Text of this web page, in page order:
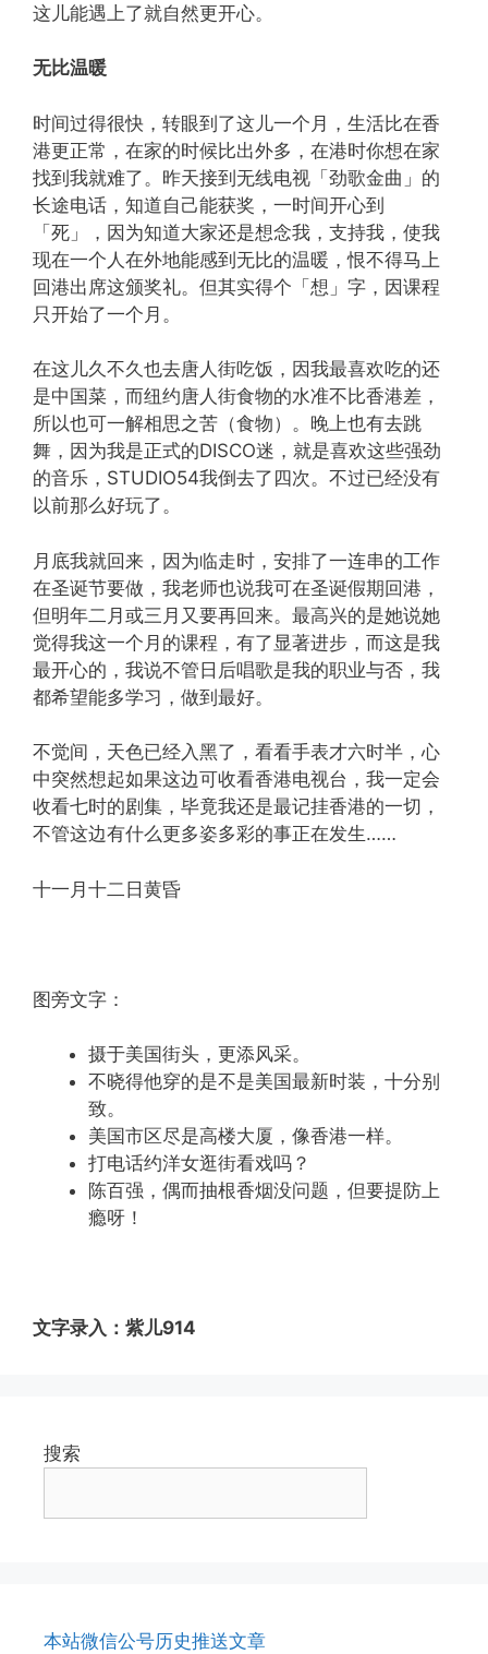
这儿能遇上了就自然更开心。
无比温暖
时间过得很快，转眼到了这儿一个月，生活比在香
港更正常，在家的时候比出外多，在港时你想在家
找到我就难了。昨天接到无线电视「劲歌金曲」的
长途电话，知道自己能获奖，一时间开心到
「死」，因为知道大家还是想念我，支持我，使我
现在一个人在外地能感到无比的温暖，恨不得马上
回港出席这颁奖礼。但其实得个「想」字，因课程
只开始了一个月。
在这儿久不久也去唐人街吃饭，因我最喜欢吃的还
是中国菜，而纽约唐人街食物的水准不比香港差，
所以也可一解相思之苦（食物）。晚上也有去跳
舞，因为我是正式的DISCO迷，就是喜欢这些强劲
的音乐，STUDIO54我倒去了四次。不过已经没有
以前那么好玩了。
月底我就回来，因为临走时，安排了一连串的工作
在圣诞节要做，我老师也说我可在圣诞假期回港，
但明年二月或三月又要再回来。最高兴的是她说她
觉得我这一个月的课程，有了显著进步，而这是我
最开心的，我说不管日后唱歌是我的职业与否，我
都希望能多学习，做到最好。
不觉间，天色已经入黑了，看看手表才六时半，心
中突然想起如果这边可收看香港电视台，我一定会
收看七时的剧集，毕竟我还是最记挂香港的一切，
不管这边有什么更多姿多彩的事正在发生……
十一月十二日黄昏
图旁文字：
摄于美国街头，更添风采。
不晓得他穿的是不是美国最新时装，十分别
致。
美国市区尽是高楼大厦，像香港一样。
打电话约洋女逛街看戏吗？
陈百强，偶而抽根香烟没问题，但要提防上
瘾呀！
文字录入：紫儿914
搜索
本站微信公号历史推送文章